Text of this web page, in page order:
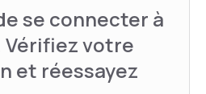
se connecter à
votre
et réessayez